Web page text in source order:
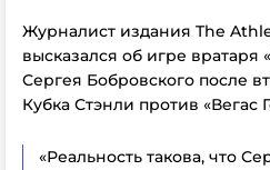
Журналист издания The
высказался об игре
Сергея Бобровского после
Кубка Стэнли против «Вегас
«Реальность такова, что